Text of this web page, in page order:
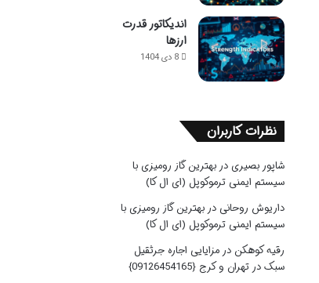
اندیکاتور قدرت
ارزها
8 دی 1404
نظرات کاربران
شاپور بصیریدر بهترین گاز رومیزی با
سیستم ایمنی ترموکوپل (ای ال کا)
داریوش روحانی در بهترین گاز رومیزی با
سیستم ایمنی ترموکوپل (ای ال کا)
رقیه کوهکن در مزایایی اجاره جرثقیل
سبک در تهران و کرج {09126454165}